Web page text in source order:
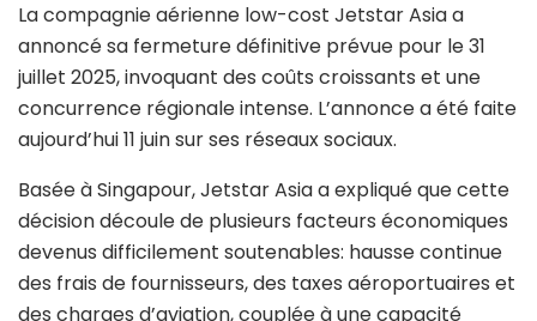
La compagnie aérienne low-cost Jetstar Asia a
annoncé sa fermeture définitive prévue pour le 31
juillet 2025, invoquant des coûts croissants et une
concurrence régionale intense. L’annonce a été faite
aujourd’hui 11 juin sur ses réseaux sociaux.
Basée à Singapour, Jetstar Asia a expliqué que cette
décision découle de plusieurs facteurs économiques
devenus difficilement soutenables: hausse continue
des frais de fournisseurs, des taxes aéroportuaires et
des charges d’aviation, couplée à une capacité